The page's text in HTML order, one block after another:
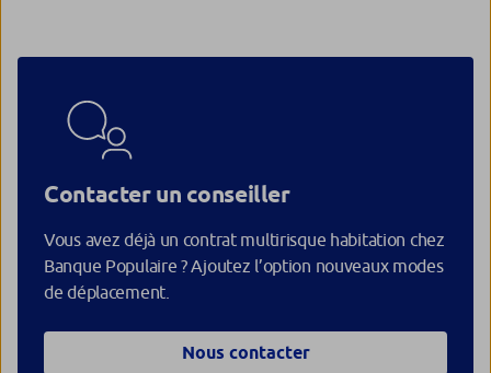
Contacter un conseiller
Vous avez déjà un contrat multirisque habitation chez
Banque Populaire ? Ajoutez l’option nouveaux modes
de déplacement.
Nous contacter